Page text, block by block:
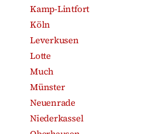
Kamp-Lintfort
Köln
Leverkusen
Lotte
Much
Münster
Neuenrade
Niederkassel